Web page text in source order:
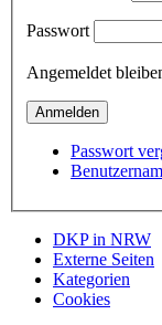
Passwort
Angemeldet
Passwort
DKP in NRW
Externe Seiten
Kategorien
Cookies